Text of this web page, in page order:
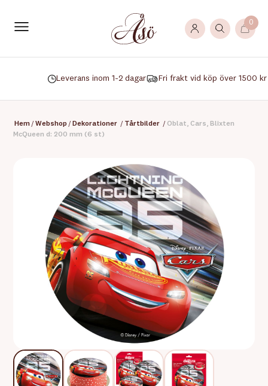
0
Leverans inom 1-2 dagar Fri frakt vid köp över 1500 kr
Hem / Webshop / Dekorationer / Tårtbilder / Oblat, Cars, Blixten
McQueen d: 200 mm (6 st)